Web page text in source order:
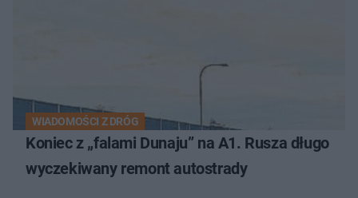
WIADOMOŚCI Z DRÓG
Koniec z „falami Dunaju” na A1. Rusza długo
wyczekiwany remont autostrady